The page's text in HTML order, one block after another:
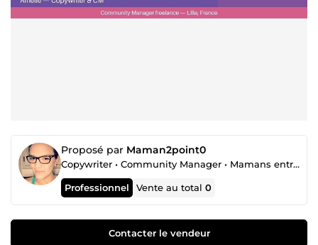
Proposé par Maman2point0
Copywriter • Community Manager • Mamans entrepreneure • Créatrice de produits digitaux
Professionnel Vente au total0
Contacter le vendeur